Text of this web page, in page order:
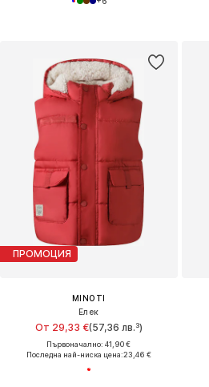
ПРОМОЦИЯ
MINOTI
Елек
От 29,33 €(57,36 лв.³)
Първоначално: 41,90 €
Последна най-ниска цена:23,46 €